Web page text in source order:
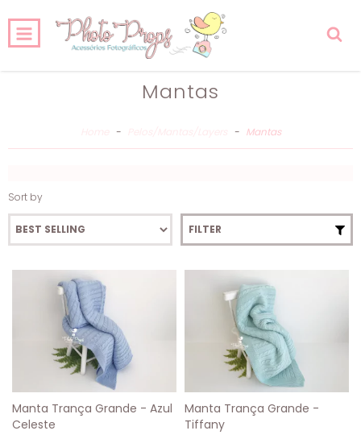
HOME PRODUCTS
Mantas
- - Mantas
Sort by
FILTER
Manta Trança Grande - Azul
Celeste
Manta Trança Grande -
Tiffany